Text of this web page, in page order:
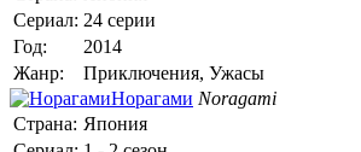
Сериал: 24 серии
Год:
2014
Жанр:
Приключения, Ужасы
Норагами Noragami
Страна: Япония